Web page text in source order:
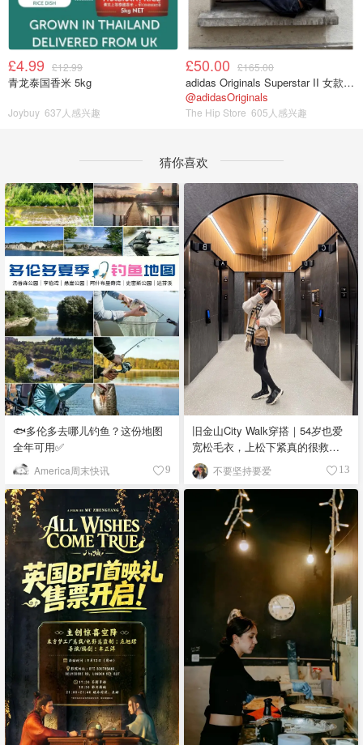
£4.99 £12.99
青龙泰国香米 5kg
Joybuy 637人感兴趣
£50.00 £165.00
adidas Originals Superstar II 女款串珠休闲鞋 黑色
@adidasOriginals
The Hip Store 605人感兴趣
猜你喜欢
🐟多伦多去哪儿钓鱼？这份地图
全年可用✅
America周末快讯 9
旧金山City Walk穿搭｜54岁也爱
宽松毛衣，上松下紧真的很救比
例
不要坚持要爱 13